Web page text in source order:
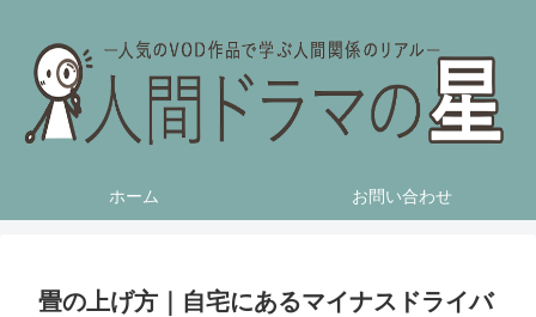
ホーム お問い合わせ
畳の上げ方｜自宅にあるマイナスドライバ